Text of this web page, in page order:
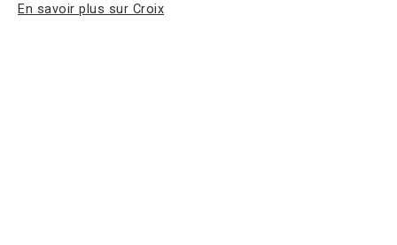
En savoir plus sur Croix